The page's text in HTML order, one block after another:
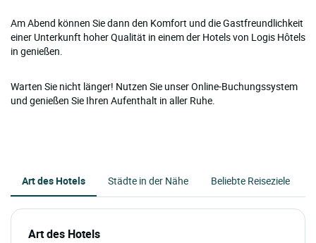
Am Abend können Sie dann den Komfort und die Gastfreundlichkeit
einer Unterkunft hoher Qualität in einem der Hotels von Logis Hôtels
in genießen.
Warten Sie nicht länger! Nutzen Sie unser Online-Buchungssystem
und genießen Sie Ihren Aufenthalt in aller Ruhe.
Art des Hotels Städte in der Nähe Beliebte Reiseziele
Art des Hotels